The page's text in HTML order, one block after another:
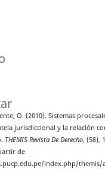
O. (2010). Sistemas
jurisdiccional y la relación
THEMIS Revista De Derecho, (58),
de
index.php/themis/